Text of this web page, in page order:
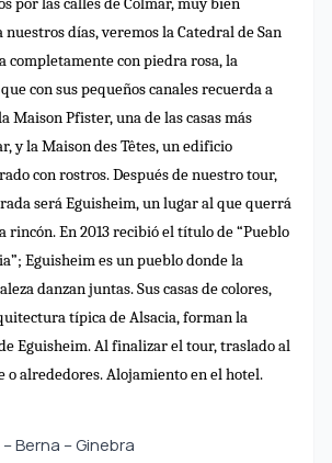
por las calles de Colmar, muy bien
nuestros días, veremos la Catedral de San
completamente con piedra rosa, la
con sus pequeños canales recuerda a
Maison Pfister, una de las casas más
y la Maison des Têtes, un edificio
con rostros. Después de nuestro tour,
será Eguisheim, un lugar al que querrá
rincón. En 2013 recibió el título de “Pueblo
Eguisheim es un pueblo donde la
danzan juntas. Sus casas de colores,
típica de Alsacia, forman la
Eguisheim. Al finalizar el tour, traslado al
o alrededores. Alojamiento en el hotel.
Berna – Ginebra